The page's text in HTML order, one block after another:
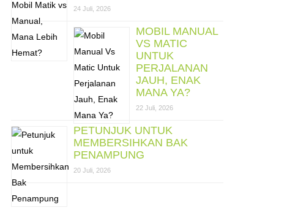
24 Juli, 2026
MOBIL MANUAL
VS MATIC
UNTUK
PERJALANAN
JAUH, ENAK
MANA YA?
22 Juli, 2026
PETUNJUK UNTUK
MEMBERSIHKAN BAK
PENAMPUNG
20 Juli, 2026